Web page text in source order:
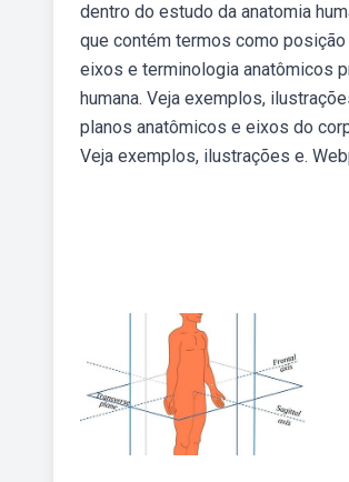
dentro do estudo da anatomia
que contém termos como posição
eixos e terminologia anatômicos
humana. Veja exemplos,
planos anatômicos e eixos do
Veja exemplos, ilustrações e.